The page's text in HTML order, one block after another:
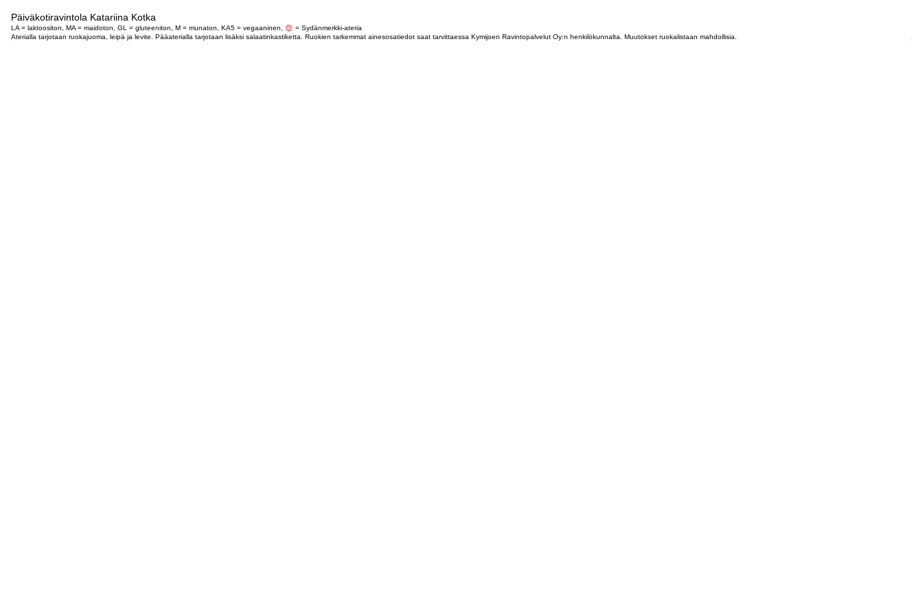
Päiväkotiravintola Katariina Kotka
LA = laktoositon, MA = maidoton, GL = gluteeniton, M = munaton, KA5 = vegaaninen,
= Sydänmerkki-ateria
Aterialla tarjotaan ruokajuoma, leipä ja levite. Pääaterialla tarjotaan lisäksi salaatinkastiketta. Ruokien tarkemmat ainesosatiedot saat tarvittaessa Kymijoen Ravintopalvelut Oy:n henkilökunnalta. Muutokset ruokalistaan mahdollisia.